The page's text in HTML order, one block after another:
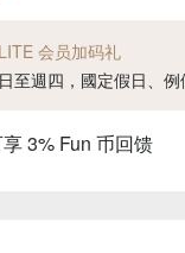
会员加码礼
至週四，國定假日、
3% Fun 币回馈